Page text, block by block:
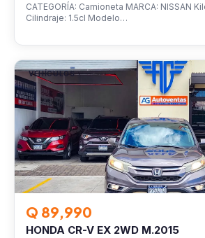
CATEGORÍA: Camioneta MARCA: NISSAN
Cilindraje: 1.5cl Modelo…
VEHÍCULOS
Q 89,990
HONDA CR-V EX 2WD M.2015